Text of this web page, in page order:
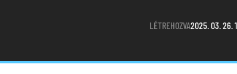
LÉTREHOZVA2025. 03. 26.